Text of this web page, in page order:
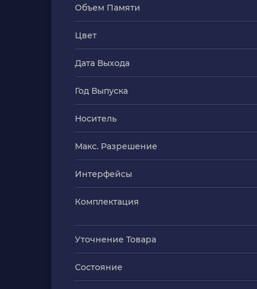
Объем Памяти
Цвет
Дата Выхода
Год Выпуска
Носитель
Макс. Разрешение
Интерфейсы
Комплектация
Уточнение Товара
Состояние